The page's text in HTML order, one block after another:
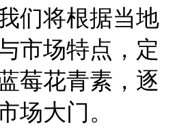
们将根据当地
市场特点，定
莓花青素，逐
场大门。